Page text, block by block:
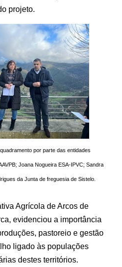
projeto.
por parte das entidades
Joana Nogueira ESA-IPVC; Sandra
da Junta de freguesia de Sistelo.
Agrícola de Arcos de
evidenciou a importância
pastoreio e gestão
ligado às populações
destes territórios.